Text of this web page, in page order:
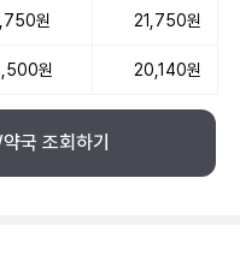
원 21,750원
원 20,140원
국 조회하기